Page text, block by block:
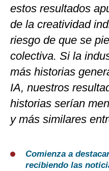
estos resultados
de la creatividad
riesgo de que se
colectiva. Si la
más historias
IA, nuestros
historias serían
y más similares
Comienza a
recibiendo las